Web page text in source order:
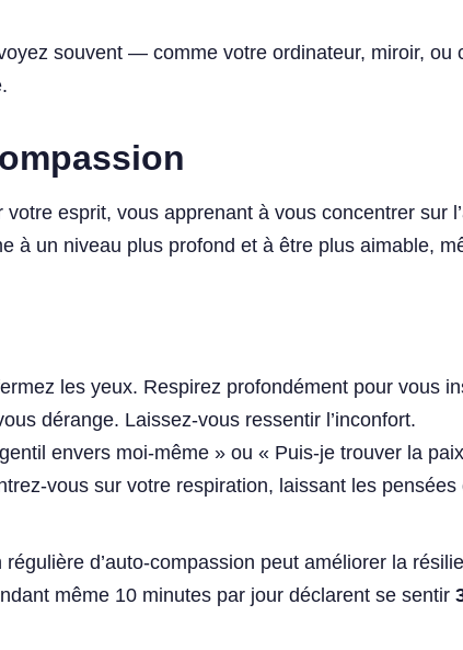
souvent — comme votre ordinateur, miroir,
esprit, vous apprenant à vous concentrer sur
à un niveau plus profond et à être plus aimable,
les yeux. Respirez profondément pour vous
dérange. Laissez-vous ressentir l’inconfort.
envers moi-même » ou « Puis-je trouver la
vous sur votre respiration, laissant les pensées
d’auto-compassion peut améliorer la
même 10 minutes par jour déclarent se sentir